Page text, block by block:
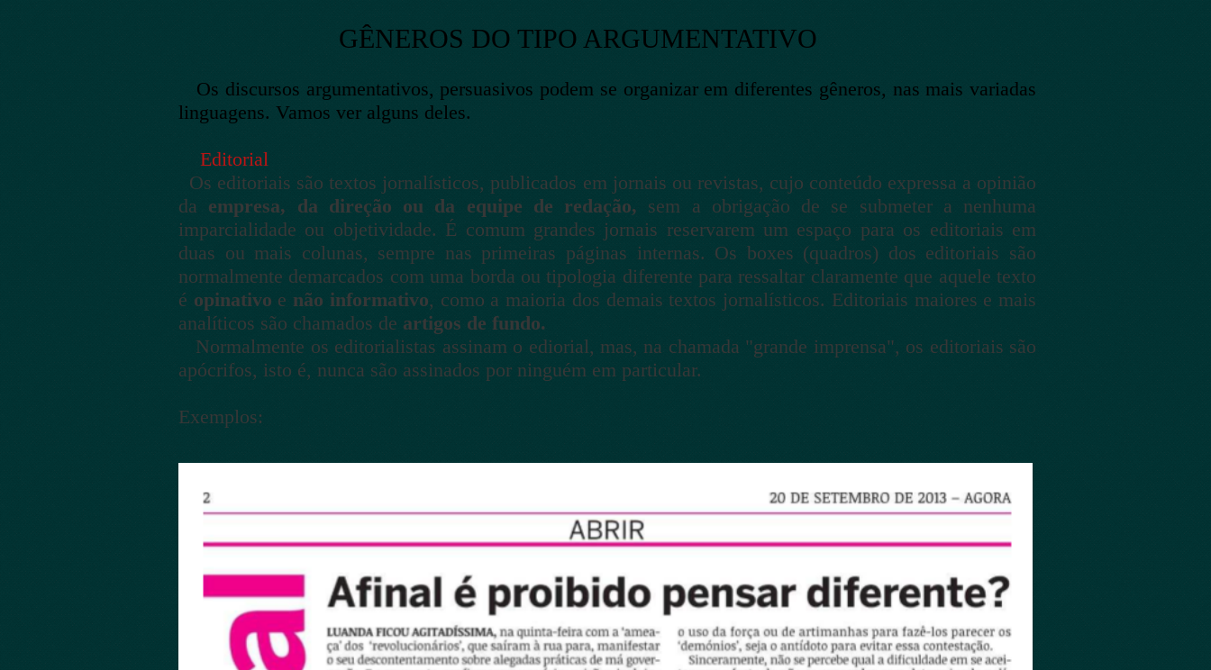
GÊNEROS DO TIPO ARGUMENTATIVO
Os discursos argumentativos, persuasivos podem se organizar em diferentes gêneros, nas mais variadas
linguagens. Vamos ver alguns deles.
Editorial
Os editoriais são textos jornalísticos, publicados em jornais ou revistas, cujo conteúdo expressa a opinião
da empresa, da direção ou da equipe de redação, sem a obrigação de se submeter a nenhuma
imparcialidade ou objetividade. É comum grandes jornais reservarem um espaço para os editoriais em
duas ou mais colunas, sempre nas primeiras páginas internas. Os boxes (quadros) dos editoriais são
normalmente demarcados com uma borda ou tipologia diferente para ressaltar claramente que aquele texto
é opinativo e não informativo, como a maioria dos demais textos jornalísticos. Editoriais maiores e mais
analíticos são chamados de artigos de fundo.
Normalmente os editorialistas assinam o ediorial, mas, na chamada "grande imprensa", os editoriais são
apócrifos, isto é, nunca são assinados por ninguém em particular.
Exemplos: